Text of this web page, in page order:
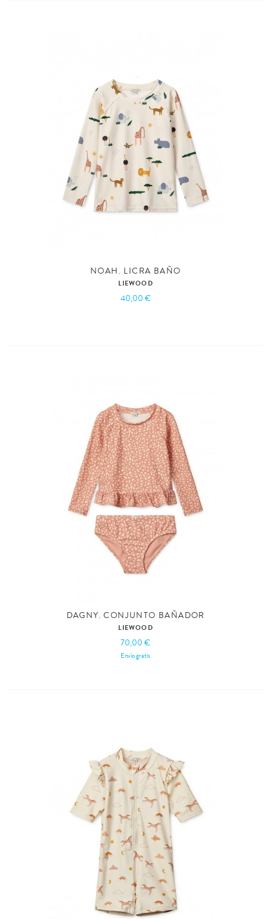
NOAH. LICRA BAÑO
LIEWOOD
40,00 €
DAGNY. CONJUNTO BAÑADOR
LIEWOOD
70,00 €
Envío gratis